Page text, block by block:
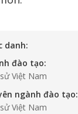
danh:
đào tạo:
Việt Nam
ngành đào tạo:
Việt Nam